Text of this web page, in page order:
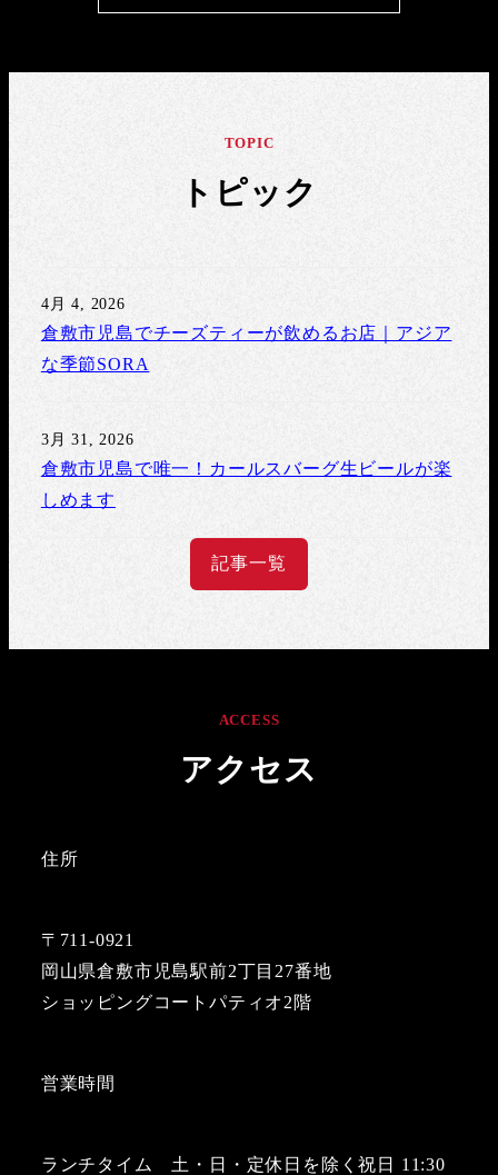
TOPIC
トピック
倉敷市児島でチーズティーが飲めるお店｜アジア
な季節SORA
投稿日
4月 4, 2026
倉敷市児島で唯一！カールスバーグ生ビールが楽
しめます
投稿日
3月 31, 2026
記事一覧
ACCESS
アクセス
住所
〒711-0921
岡山県倉敷市児島駅前2丁目27番地
ショッピングコートパティオ2階
営業時間
ランチタイム 土・日・定休日を除く祝日 11:30